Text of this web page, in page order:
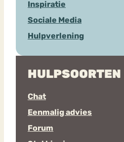
Inspiratie
Sociale Media
Hulpverlening
HULPSOORTEN
Chat
Eenmalig advies
Forum